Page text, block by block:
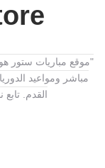
"موقع مباريات ستور هو
مباشر ومواعيد
القدم.